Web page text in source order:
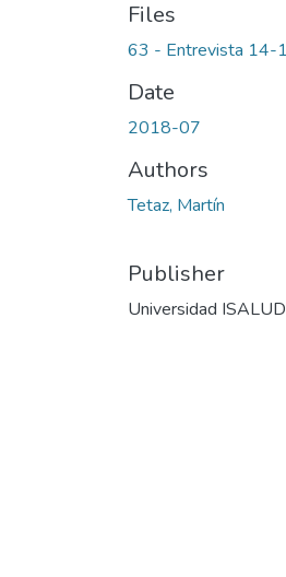
Files
63 - Entrevista 14-
Date
2018-07
Authors
Tetaz, Martín
Publisher
Universidad ISALUD